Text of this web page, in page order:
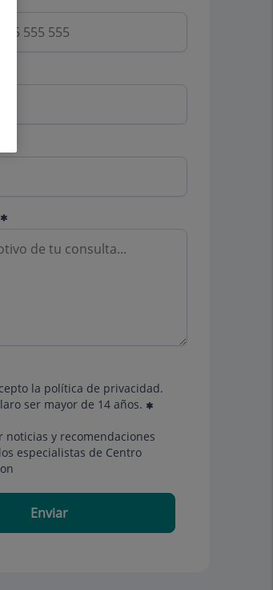
la política de privacidad.
ser mayor de 14 años.
noticias y recomendaciones
especialistas de Centro
Enviar